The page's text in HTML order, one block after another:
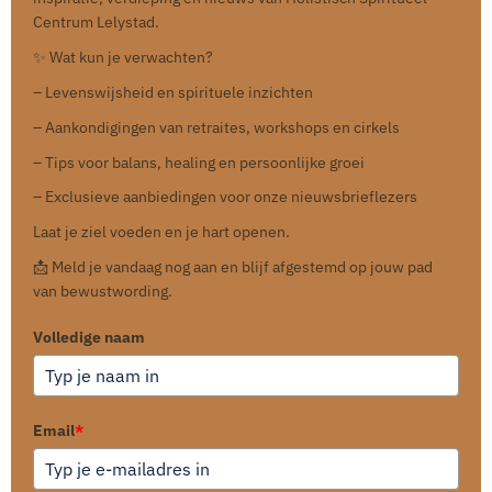
Centrum Lelystad.
✨ Wat kun je verwachten?
– Levenswijsheid en spirituele inzichten
– Aankondigingen van retraites, workshops en cirkels
– Tips voor balans, healing en persoonlijke groei
– Exclusieve aanbiedingen voor onze nieuwsbrieflezers
Laat je ziel voeden en je hart openen.
📩 Meld je vandaag nog aan en blijf afgestemd op jouw pad
van bewustwording.
Volledige naam
Email*